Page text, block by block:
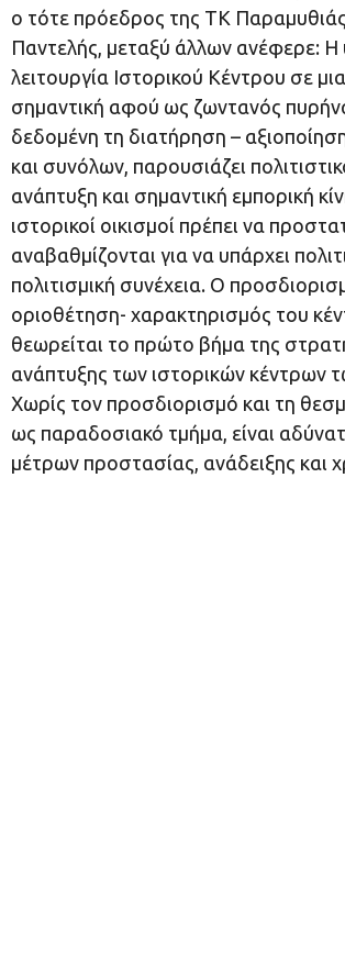
ο τότε πρόεδρος της ΤΚ
Παντελής, μεταξύ άλλων ανέφερε: Η
λειτουργία Ιστορικού Κέντρου σε
σημαντική αφού ως ζωντανός
δεδομένη τη διατήρηση –
και συνόλων, παρουσιάζει
ανάπτυξη και σημαντική εμπορική
ιστορικοί οικισμοί πρέπει να
αναβαθμίζονται για να υπάρχει
πολιτισμική συνέχεια. Ο
οριοθέτηση- χαρακτηρισμός του
θεωρείται το πρώτο βήμα της
ανάπτυξης των ιστορικών κέντρων
Χωρίς τον προσδιορισμό και τη
ως παραδοσιακό τμήμα, είναι
μέτρων προστασίας, ανάδειξης και